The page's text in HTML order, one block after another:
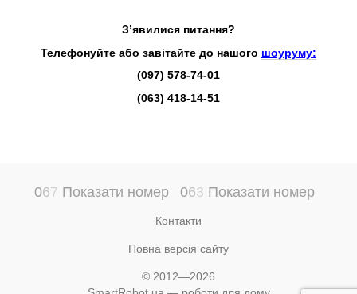
З’явилися питання?
Телефонуйте або завітайте до нашого шоуруму:
(097) 578-74-01
(063) 418-14-51
067 Показати номер 063 Показати номер
Контакти
Повна версія сайту
© 2012—2026